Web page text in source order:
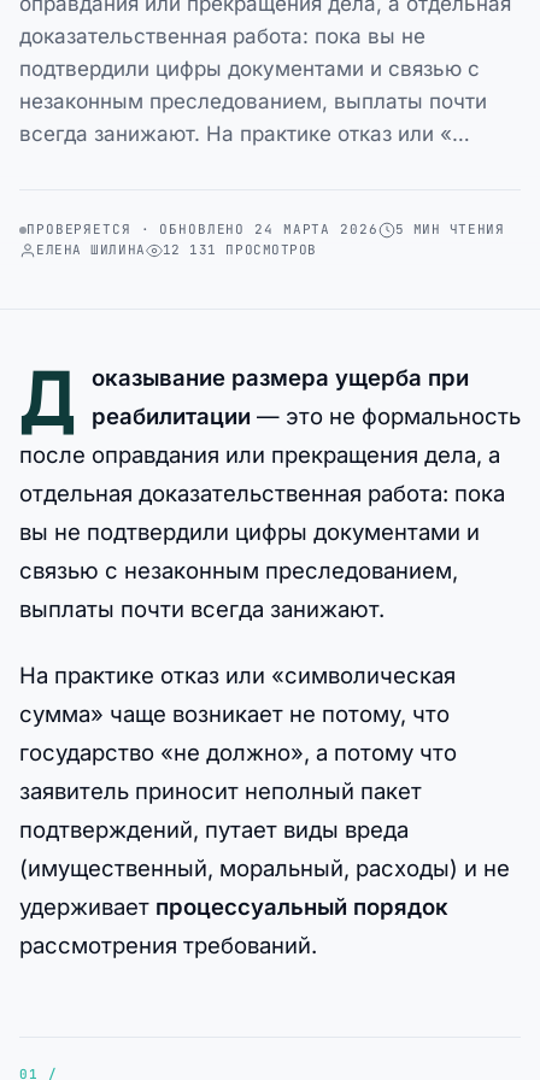
доказательственная работа: пока вы не
подтвердили цифры документами и связью с
незаконным преследованием, выплаты почти
всегда занижают. На практике отказ или «…
ПРОВЕРЯЕТСЯ · ОБНОВЛЕНО 24 МАРТА 2026
5 МИН ЧТЕНИЯ
ЕЛЕНА ШИЛИНА
12 131 ПРОСМОТРОВ
Д
оказывание размера ущерба при
реабилитации — это не формальность
после оправдания или прекращения дела, а
отдельная доказательственная работа: пока
вы не подтвердили цифры документами и
связью с незаконным преследованием,
выплаты почти всегда занижают.
На практике отказ или «символическая
сумма» чаще возникает не потому, что
государство «не должно», а потому что
заявитель приносит неполный пакет
подтверждений, путает виды вреда
(имущественный, моральный, расходы) и не
удерживает процессуальный порядок
рассмотрения требований.